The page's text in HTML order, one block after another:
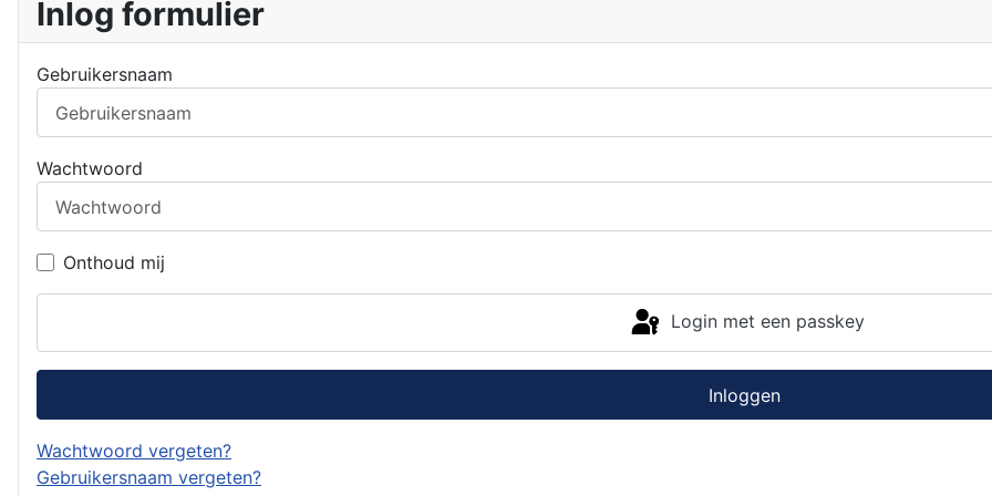
Inlog formulier
Gebruikersnaam
Wachtwoord
Onthoud mij
Login met een passkey
Inloggen
Wachtwoord vergeten?
Gebruikersnaam vergeten?